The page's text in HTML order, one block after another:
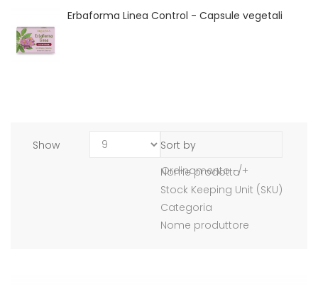
Erbaforma Linea Control - Capsule vegetali
Show
Sort by
Ordinamento -/+
Nome prodotto
Stock Keeping Unit (SKU)
Categoria
Nome produttore